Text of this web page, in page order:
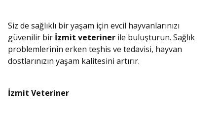
Siz de sağlıklı bir yaşam için evcil hayvanlarınızı
güvenilir bir İzmit veteriner ile buluşturun. Sağlık
problemlerinin erken teşhis ve tedavisi, hayvan
dostlarınızın yaşam kalitesini artırır.
İzmit Veteriner